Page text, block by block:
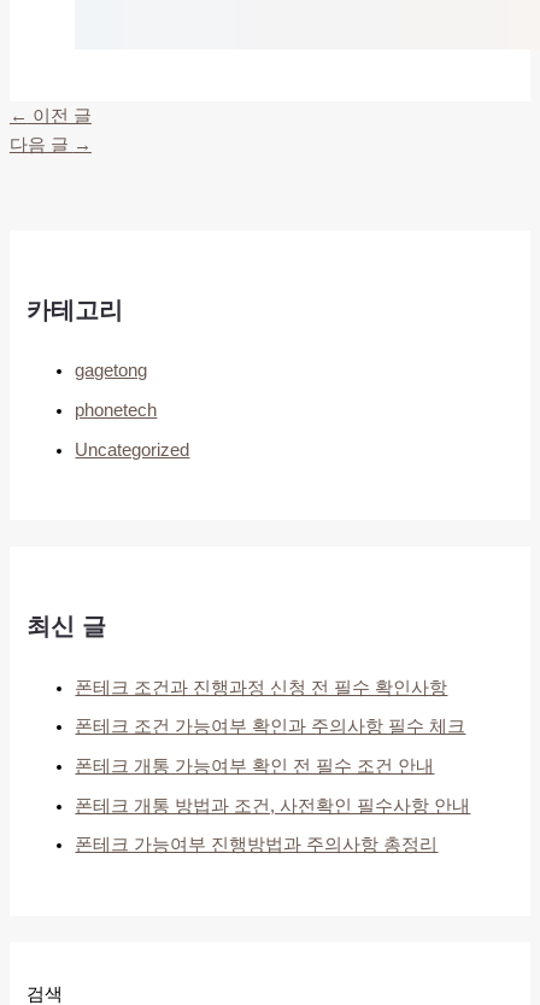
← 이전 글
다음 글 →
카테고리
gagetong
phonetech
Uncategorized
최신 글
폰테크 조건과 진행과정 신청 전 필수 확인사항
폰테크 조건 가능여부 확인과 주의사항 필수 체크
폰테크 개통 가능여부 확인 전 필수 조건 안내
폰테크 개통 방법과 조건, 사전확인 필수사항 안내
폰테크 가능여부 진행방법과 주의사항 총정리
검색